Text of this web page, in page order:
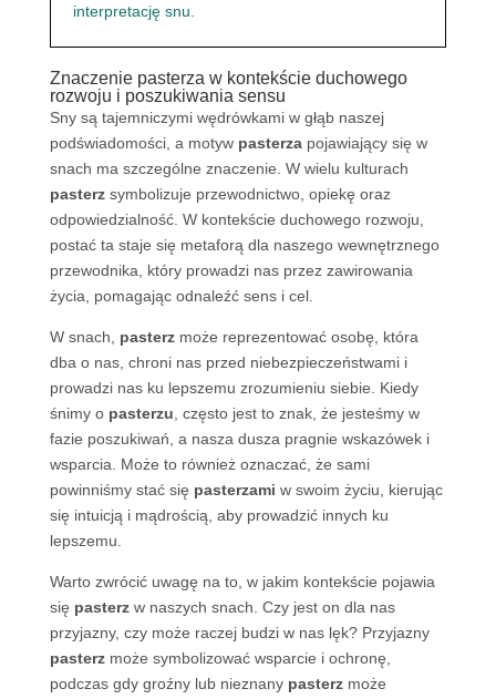
interpretację snu.
Znaczenie pasterza w kontekście duchowego
rozwoju i poszukiwania sensu
Sny są tajemniczymi wędrówkami w głąb naszej
podświadomości, a motyw pasterzapojawiający się w
snach ma szczególne znaczenie. W wielu kulturach
pasterzsymbolizuje przewodnictwo, opiekę oraz
odpowiedzialność. W kontekście duchowego rozwoju,
postać ta staje się metaforą dla naszego wewnętrznego
przewodnika, który prowadzi nas przez zawirowania
życia, pomagając odnaleźć sens i cel.
W snach, pasterzmoże reprezentować osobę, która
dba o nas, chroni nas przed niebezpieczeństwami i
prowadzi nas ku lepszemu zrozumieniu siebie. Kiedy
śnimy o pasterzu , często jest to znak, że jesteśmy w
fazie poszukiwań, a nasza dusza pragnie wskazówek i
wsparcia. Może to również oznaczać, że sami
powinniśmy stać się pasterzami w swoim życiu, kierując
się intuicją i mądrością, aby prowadzić innych ku
lepszemu.
Warto zwrócić uwagę na to, w jakim kontekście pojawia
się pasterzw naszych snach. Czy jest on dla nas
przyjazny, czy może raczej budzi w nas lęk? Przyjazny
pasterzmoże symbolizować wsparcie i ochronę,
podczas gdy groźny lub nieznany pasterzmoże